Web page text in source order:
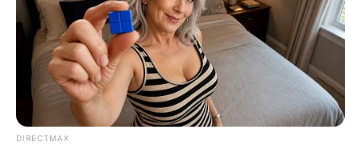
DIRECTMAX